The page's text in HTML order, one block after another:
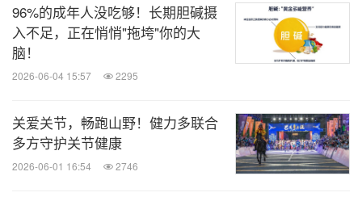
96%的成年人没吃够！长期胆碱摄
入不足，正在悄悄"拖垮"你的大
脑！
2026-06-04 15:57 2295
关爱关节，畅跑山野！健力多联合
多方守护关节健康
2026-06-01 16:54 2746